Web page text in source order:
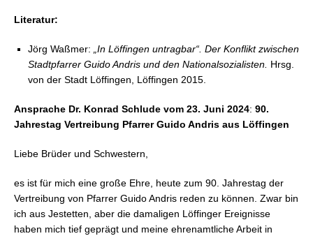
Literatur:
Jörg Waßmer: „In Löffingen untragbar“. Der Konflikt zwischen
Stadtpfarrer Guido Andris und den Nationalsozialisten. Hrsg.
von der Stadt Löffingen, Löffingen 2015.
Ansprache Dr. Konrad Schlude vom 23. Juni 2024: 90.
Jahrestag Vertreibung Pfarrer Guido Andris aus Löffingen
Liebe Brüder und Schwestern,
es ist für mich eine große Ehre, heute zum 90. Jahrestag der
Vertreibung von Pfarrer Guido Andris reden zu können. Zwar bin
ich aus Jestetten, aber die damaligen Löffinger Ereignisse
haben mich tief geprägt und meine ehrenamtliche Arbeit in